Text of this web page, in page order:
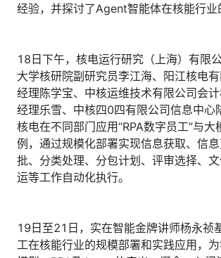
经验，并探讨了Agent智能体在核能行业
18日下午，核电运行研究（上海）有限
大学核研院副研究员李江海、阳江核电
经理陈学宝、中核运维技术有限公司会
经理乐雪、中核四0四有限公司信息中心
核电在不同部门应用“RPA数字员工”与大
例，通过规模化部署实现信息获取、信
批、分类处理、分包计划、评审选择、
运等工作自动化执行。
19日至21日，实在智能金牌讲师杨永祯
工在核能行业的规模部署和实践应用，